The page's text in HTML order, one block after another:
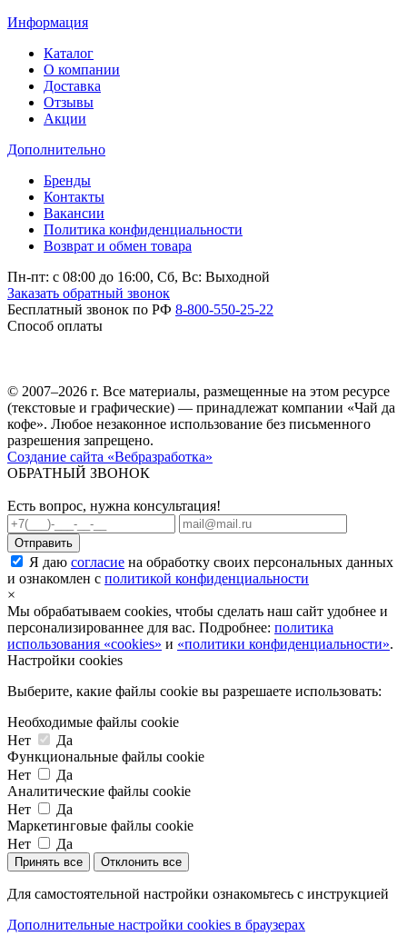
Информация
Каталог
О компании
Доставка
Отзывы
Акции
Дополнительно
Бренды
Контакты
Вакансии
Политика конфиденциальности
Возврат и обмен товара
Пн-пт: c 08:00 до 16:00, Сб, Вс: Выходной
Заказать обратный звонок
Бесплатный звонок по РФ 8-800-550-25-22
Способ оплаты
© 2007–2026 г. Все материалы, размещенные на этом ресурсе
(текстовые и графические) — принадлежат компании «Чай да
кофе». Любое незаконное использование без письменного
разрешения запрещено.
Создание сайта «Вебразработка»
ОБРАТНЫЙ ЗВОНОК
Есть вопрос, нужна консультация!
Я даю согласие на обработку своих персональных данных
и ознакомлен с политикой конфиденциальности
×
Мы обрабатываем cookies, чтобы сделать наш сайт удобнее и
персонализированнее для вас. Подробнее: политика
использования «cookies» и «политики конфиденциальности».
Настройки cookies
Выберите, какие файлы cookie вы разрешаете использовать:
Необходимые файлы cookie
Нет
Да
Функциональные файлы cookie
Нет
Да
Аналитические файлы cookie
Нет
Да
Маркетинговые файлы cookie
Нет
Да
Принять все Отклонить все
Для самостоятельной настройки ознакомьтесь с инструкцией
Дополнительные настройки cookies в браузерах